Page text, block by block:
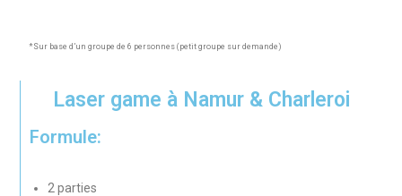
*Sur base d’un groupe de 6 personnes (petit groupe sur demande)
Laser game à Namur & Charleroi
Formule:
2 parties